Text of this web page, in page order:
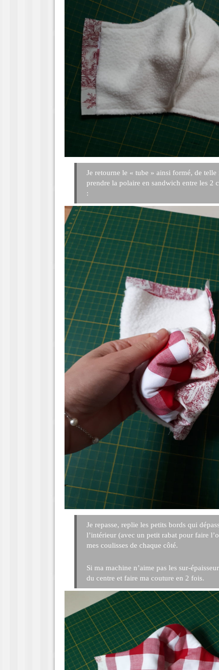
Je retourne le « tube » ainsi formé, de telle
prendre la polaire en sandwich entre les 2
:
Je repasse, replie les petits bords qui
l’intérieur (avec un petit rabat pour faire
mes coulisses de chaque côté.
Si ma machine n’aime pas les sur-
du centre et faire ma couture en 2 fois.